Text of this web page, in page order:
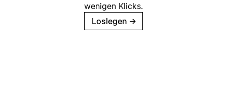
wenigen Klicks.
Loslegen →